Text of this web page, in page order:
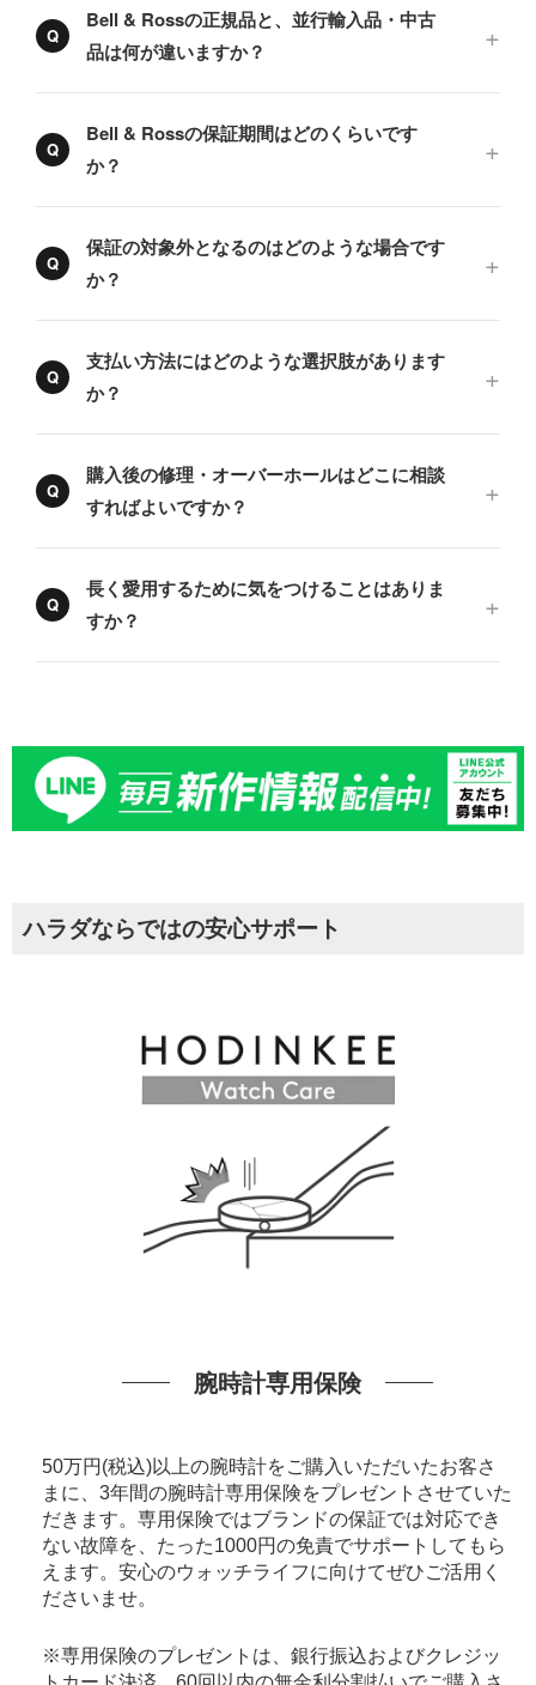
Bell & Rossの正規品と、並行輸入品・中古
品は何が違いますか？
Bell & Rossの保証期間はどのくらいです
か？
保証の対象外となるのはどのような場合です
か？
支払い方法にはどのような選択肢があります
か？
購入後の修理・オーバーホールはどこに相談
すればよいですか？
長く愛用するために気をつけることはありま
すか？
ハラダならではの安心サポート
腕時計専用保険
50万円(税込)以上の腕時計をご購入いただいたお客さ
まに、3年間の腕時計専用保険をプレゼントさせていた
だきます。専用保険ではブランドの保証では対応でき
ない故障を、たった1000円の免責でサポートしてもら
えます。安心のウォッチライフに向けてぜひご活用く
ださいませ。
※専用保険のプレゼントは、銀行振込およびクレジッ